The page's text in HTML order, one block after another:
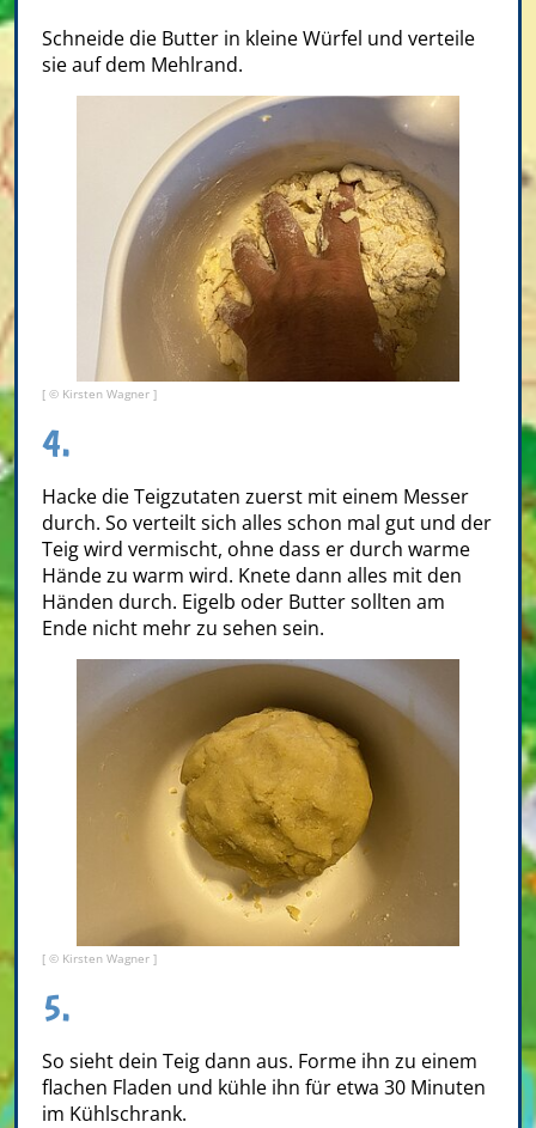
Schneide die Butter in kleine Würfel und verteile
sie auf dem Mehlrand.
[ © Kirsten Wagner ]
4.
Hacke die Teigzutaten zuerst mit einem Messer
durch. So verteilt sich alles schon mal gut und der
Teig wird vermischt, ohne dass er durch warme
Hände zu warm wird. Knete dann alles mit den
Händen durch. Eigelb oder Butter sollten am
Ende nicht mehr zu sehen sein.
[ © Kirsten Wagner ]
5.
So sieht dein Teig dann aus. Forme ihn zu einem
flachen Fladen und kühle ihn für etwa 30 Minuten
im Kühlschrank.